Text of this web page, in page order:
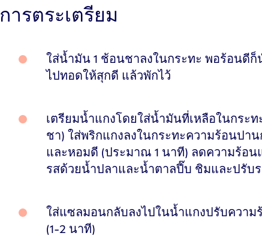
การตระเตรียม
ใส่น้ำมัน 1 ช้อนชาลงในกระทะ พอร้อนดี
ไปทอดให้สุกดี แล้วพักไว้
เตรียมน้ำแกงโดยใส่น้ำมันที่เหลือในกระท
ชา) ใส่พริกแกงลงในกระทะความร้อนปา
และหอมดี (ประมาณ 1 นาที) ลดความร้อน
รสด้วยน้ำปลาและน้ำตาลปี๊บ ชิมและปรับ
ใส่แซลมอนกลับลงไปในน้ำแกงปรับความ
(1-2 นาที)